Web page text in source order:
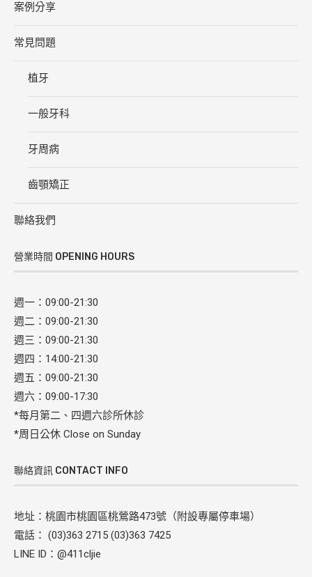
案例分享
常見問題
植牙
一般牙科
牙周病
齒顎矯正
聯絡我們
營業時間 OPENING HOURS
週一：09:00-21:30
週二：09:00-21:30
週三：09:00-21:30
週四：14:00-21:30
週五：09:00-21:30
週六：09:00-17:30
*每月第二、四週六診所休診
*周日公休 Close on Sunday
聯絡資訊 CONTACT INFO
地址：桃園市桃園區桃鶯路473號（附設專屬停車場）
電話： (03)363 2715 (03)363 7425
LINE ID：@411cljie